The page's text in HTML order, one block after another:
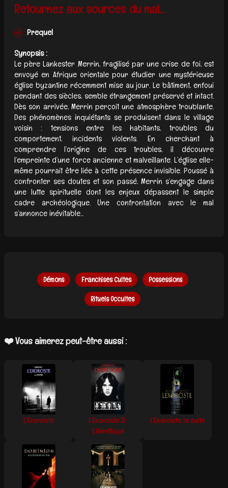
Retournez aux sources du mal...
Prequel
Synopsis :
Le père Lankester Merrin, fragilisé par une crise de foi, est
envoyé en Afrique orientale pour étudier une mystérieuse
église byzantine récemment mise au jour. Le bâtiment, enfoui
pendant des siècles, semble étrangement préservé et intact.
Dès son arrivée, Merrin perçoit une atmosphère troublante.
Des phénomènes inquiétants se produisent dans le village
voisin : tensions entre les habitants, troubles du
comportement, incidents violents. En cherchant à
comprendre l’origine de ces troubles, il découvre
l’empreinte d’une force ancienne et malveillante. L’église elle-
même pourrait être liée à cette présence invisible. Poussé à
confronter ses doutes et son passé, Merrin s’engage dans
une lutte spirituelle dont les enjeux dépassent le simple
cadre archéologique. Une confrontation avec le mal
s’annonce inévitable...
Démons Franchises Cultes Possessions
Rituels Occultes
❤️ Vous aimerez peut-être aussi :
L’Exorciste
L’Exorciste II :
L’Hérétique
L’Exorciste, la suite